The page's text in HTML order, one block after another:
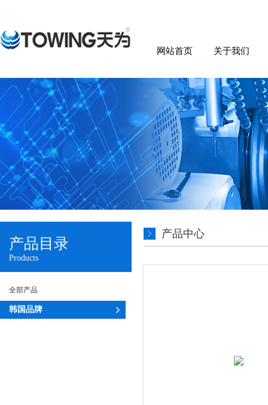
网站首页 关于我们
产品目录
Products
全部产品
韩国品牌
产品中心